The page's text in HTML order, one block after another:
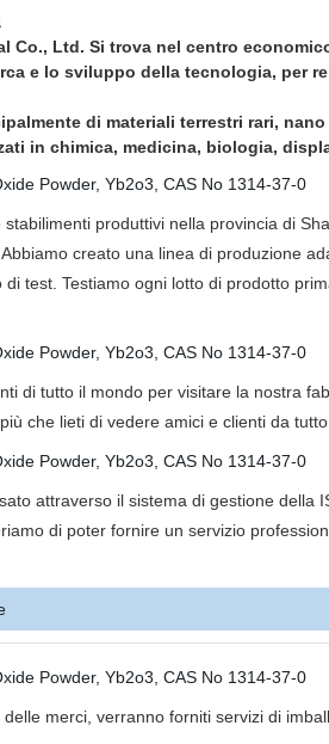
Co., Ltd. Si trova nel centro
e lo sviluppo della tecnologia, per
di materiali terrestri rari,
in chimica, medicina, biologia,
produttivi nella provincia di
creato una linea di produzione
test. Testiamo ogni lotto di prodotto
di tutto il mondo per visitare la nostra
che lieti di vedere amici e clienti da
attraverso il sistema di gestione
di poter fornire un servizio
merci, verranno forniti servizi di